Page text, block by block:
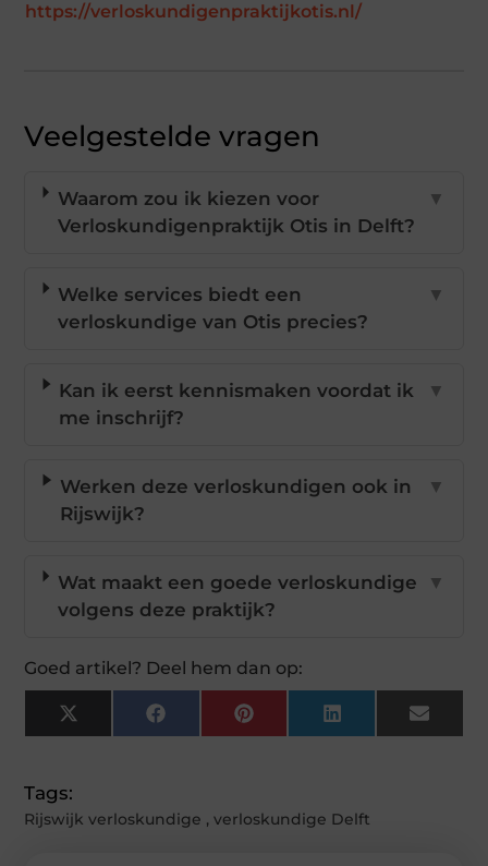
https://verloskundigenpraktijkotis.nl/
Veelgestelde vragen
Waarom zou ik kiezen voor
Verloskundigenpraktijk Otis in Delft?
▼
Welke services biedt een
verloskundige van Otis precies?
▼
Kan ik eerst kennismaken voordat ik
me inschrijf?
▼
Werken deze verloskundigen ook in
Rijswijk?
▼
Wat maakt een goede verloskundige
volgens deze praktijk?
▼
Goed artikel? Deel hem dan op:
X
(Twitter)
FacebookPinterestLinkedInEmail
Tags:
Rijswijk verloskundige ,verloskundige Delft